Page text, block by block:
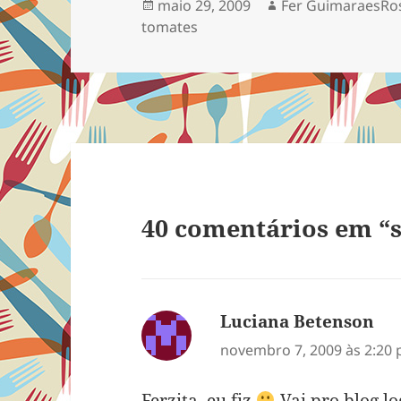
Publicado
em
maio 29, 2009 Autor
Fer
tomates
40 comentários em
Luciana Betenson
novembro 7, 2009 às 2:20